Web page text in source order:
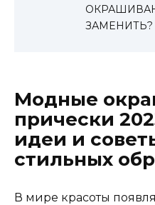
ЗАМЕНИТЬ?
Модные
прически
идеи и
стильных
В мире красоты